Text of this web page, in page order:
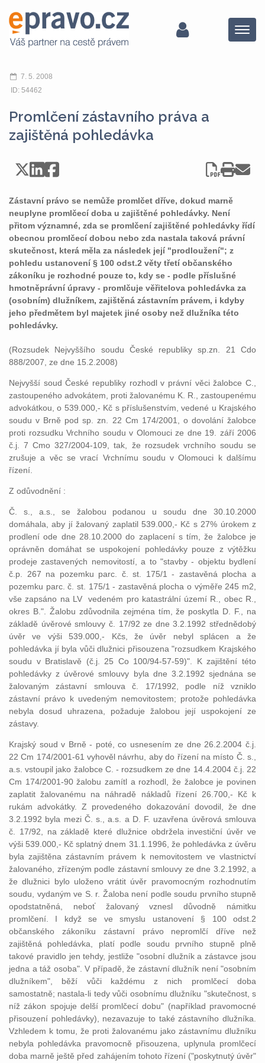
Menu
7. 5. 2008
ID: 54462
Promlčení zástavního práva a
zajištěná pohledávka
Zástavní právo se nemůže promlčet dříve, dokud marně
neuplyne promlčecí doba u zajištěné pohledávky. Není
přitom významné, zda se promlčení zajištěné pohledávky řídí
obecnou promlčecí dobou nebo zda nastala taková právní
skutečnost, která měla za následek její "prodloužení"; z
pohledu ustanovení § 100 odst.2 věty třetí občanského
zákoníku je rozhodné pouze to, kdy se - podle příslušné
hmotněprávní úpravy - promlčuje věřitelova pohledávka za
(osobním) dlužníkem, zajištěná zástavním právem, i kdyby
jeho předmětem byl majetek jiné osoby než dlužníka této
pohledávky.
(Rozsudek Nejvyššího soudu České republiky sp.zn. 21 Cdo
888/2007, ze dne 15.2.2008)
Nejvyšší soud České republiky rozhodl v právní věci žalobce C.,
zastoupeného advokátem, proti žalovanému K. R., zastoupenému
advokátkou, o 539.000,- Kč s příslušenstvím, vedené u Krajského
soudu v Brně pod sp. zn. 22 Cm 174/2001, o dovolání žalobce
proti rozsudku Vrchního soudu v Olomouci ze dne 19. září 2006
č.j. 7 Cmo 327/2004-109, tak, že rozsudek vrchního soudu se
zrušuje a věc se vrací Vrchnímu soudu v Olomouci k dalšímu
řízení.
Z odůvodnění :
Č. s., a.s., se žalobou podanou u soudu dne 30.10.2000
domáhala, aby jí žalovaný zaplatil 539.000,- Kč s 27% úrokem z
prodlení ode dne 28.10.2000 do zaplacení s tím, že žalobce je
oprávněn domáhat se uspokojení pohledávky pouze z výtěžku
prodeje zastavených nemovitostí, a to "stavby - objektu bydlení
č.p. 267 na pozemku parc. č. st. 175/1 - zastavěná plocha a
pozemku parc. č. st. 175/1 - zastavěná plocha o výměře 245 m2,
vše zapsáno na LV vedeném pro katastrální území R., obec R.,
okres B.". Žalobu zdůvodnila zejména tím, že poskytla D. F., na
základě úvěrové smlouvy č. 17/92 ze dne 3.2.1992 střednědobý
úvěr ve výši 539.000,- Kčs, že úvěr nebyl splácen a že
pohledávka jí byla vůči dlužnici přisouzena "rozsudkem Krajského
soudu v Bratislavě (č.j. 25 Co 100/94-57-59)". K zajištění této
pohledávky z úvěrové smlouvy byla dne 3.2.1992 sjednána se
žalovaným zástavní smlouva č. 17/1992, podle níž vzniklo
zástavní právo k uvedeným nemovitostem; protože pohledávka
nebyla dosud uhrazena, požaduje žalobou její uspokojení ze
zástavy.
Krajský soud v Brně - poté, co usnesením ze dne 26.2.2004 č.j.
22 Cm 174/2001-61 vyhověl návrhu, aby do řízení na místo Č. s.,
a.s. vstoupil jako žalobce C. - rozsudkem ze dne 14.4.2004 č.j. 22
Cm 174/2001-90 žalobu zamítl a rozhodl, že žalobce je povinen
zaplatit žalovanému na náhradě nákladů řízení 26.700,- Kč k
rukám advokátky. Z provedeného dokazování dovodil, že dne
3.2.1992 byla mezi Č. s., a.s. a D. F. uzavřena úvěrová smlouva
č. 17/92, na základě které dlužnice obdržela investiční úvěr ve
výši 539.000,- Kč splatný dnem 31.1.1996, že pohledávka z úvěru
byla zajištěna zástavním právem k nemovitostem ve vlastnictví
žalovaného, zřízeným podle zástavní smlouvy ze dne 3.2.1992, a
že dlužnici bylo uloženo vrátit úvěr pravomocným rozhodnutím
soudu, vydaným ve S. r. Žaloba není podle soudu prvního stupně
opodstatněná, neboť žalovaný vznesl důvodně námitku
promlčení. I když se ve smyslu ustanovení § 100 odst.2
občanského zákoníku zástavní právo nepromlčí dříve než
zajištěná pohledávka, platí podle soudu prvního stupně plně
takové pravidlo jen tehdy, jestliže "osobní dlužník a zástavce jsou
jedna a táž osoba". V případě, že zástavní dlužník není "osobním
dlužníkem", běží vůči každému z nich promlčecí doba
samostatně; nastala-li tedy vůči osobnímu dlužníku "skutečnost, s
níž zákon spojuje delší promlčecí dobu" (například pravomocné
přisouzení pohledávky), nezavazuje to také zástavního dlužníka.
Vzhledem k tomu, že proti žalovanému jako zástavnímu dlužníku
nebyla pohledávka pravomocně přisouzena, uplynula promlčecí
doba marně ještě před zahájením tohoto řízení ("poskytnutý úvěr"